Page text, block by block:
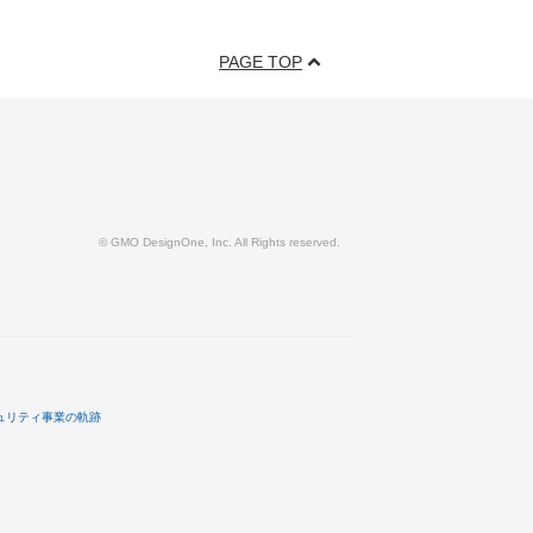
PAGE TOP
© GMO DesignOne, Inc. All Rights reserved.
リティ事業の軌跡